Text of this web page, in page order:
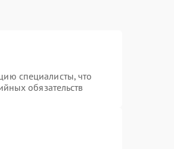
специалисты, что
обязательств